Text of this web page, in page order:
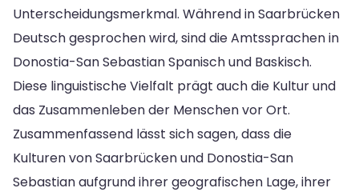
Unterscheidungsmerkmal. Während in Saarbrücken
Deutsch gesprochen wird, sind die Amtssprachen in
Donostia-San Sebastian Spanisch und Baskisch.
Diese linguistische Vielfalt prägt auch die Kultur und
das Zusammenleben der Menschen vor Ort.
Zusammenfassend lässt sich sagen, dass die
Kulturen von Saarbrücken und Donostia-San
Sebastian aufgrund ihrer geografischen Lage, ihrer